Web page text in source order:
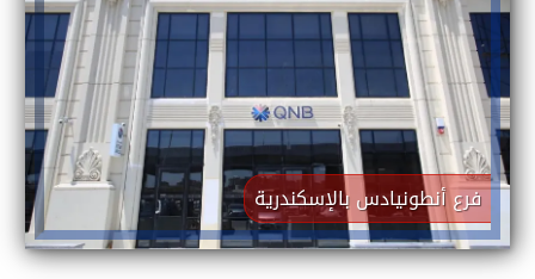
فرع أنطونيادس بالإسكندرية